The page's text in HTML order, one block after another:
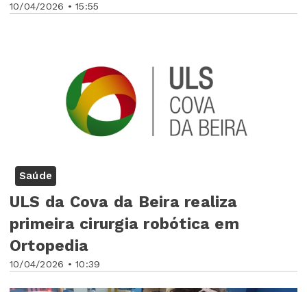
10/04/2026 • 15:55
Saúde
10/04/2026 • 10:39
ULS da Cova da Beira realiza
primeira cirurgia robótica em
Ortopedia